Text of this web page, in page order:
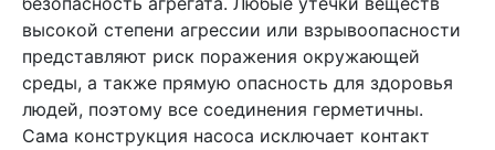
высокой степени агрессии или взрывоопасности
представляют риск поражения окружающей
среды, а также прямую опасность для здоровья
людей, поэтому все соединения герметичны.
Сама конструкция насоса исключает контакт